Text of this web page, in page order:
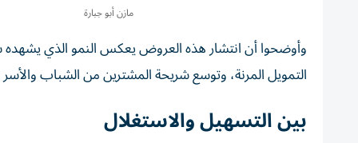
مازن أبو جبارة
وأوضحوا أن انتشار هذه العروض يعكس النمو الذي يشهده
التمويل المرنة، وتوسع شريحة المشترين من الشباب
بين التسهيل والاستغلال